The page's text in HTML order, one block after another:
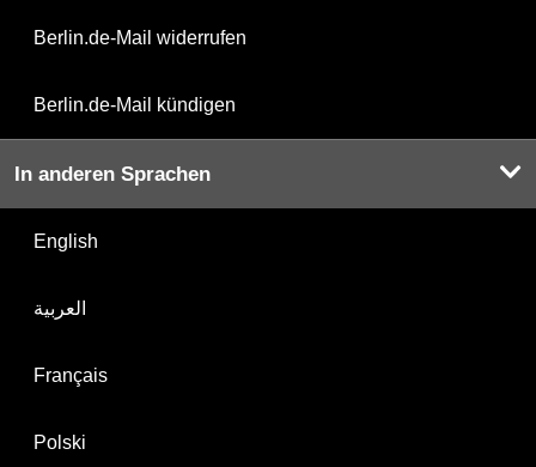
Berlin.de-Mail widerrufen
Berlin.de-Mail kündigen
In anderen Sprachen
English
العربية
Français
Polski